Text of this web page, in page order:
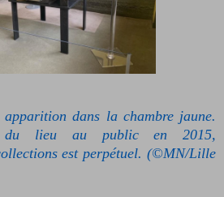
dans la chambre jaune.
du lieu au public en 2015,
est perpétuel. (©MN/Lille